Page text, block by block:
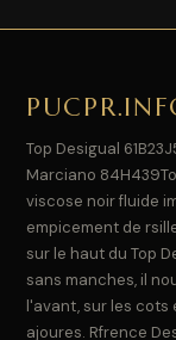
Top Desigual
Marciano
viscose noir fluide
empicement de
sur le haut du Top
sans manches, il
l'avant, sur les cots
ajoures. Rfrence